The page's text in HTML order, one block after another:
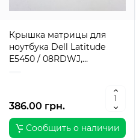
Крышка матрицы для
ноутбука Dell Latitude
E5450 / 08RDWJ,
386.00 грн.
Сообщить о наличии